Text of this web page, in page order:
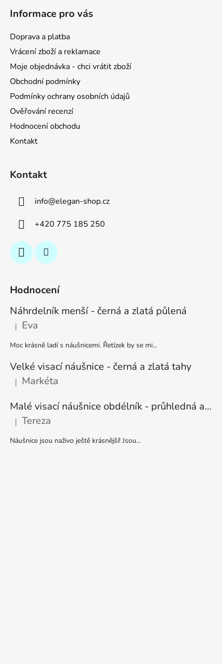
Informace pro vás
Doprava a platba
Vrácení zboží a reklamace
Moje objednávka - chci vrátit zboží
Obchodní podmínky
Podmínky ochrany osobních údajů
Ověřování recenzí
Hodnocení obchodu
Kontakt
Kontakt
info@elegan-shop.cz
+420 775 185 250
Hodnocení
Náhrdelník menší - černá a zlatá půlená
Hodnocení produktu je 5 z 5 hvězdiček.
| Eva
Moc krásně ladí s náušnicemi. Řetízek by se mi...
Velké visací náušnice - černá a zlatá tahy
Hodnocení produktu je 5 z 5 hvězdiček.
| Markéta
Malé visací náušnice obdélník - průhledná a stříbrná
Hodnocení produktu je 5 z 5 hvězdiček.
| Tereza
Náušnice jsou naživo ještě krásnější! Jsou...